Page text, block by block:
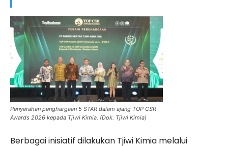
Penyerahan penghargaan 5 STAR dalam ajang TOP CSR
Awards 2026 kepada Tjiwi Kimia. (Dok. Tjiwi Kimia)
Berbagai inisiatif dilakukan Tjiwi Kimia melalui